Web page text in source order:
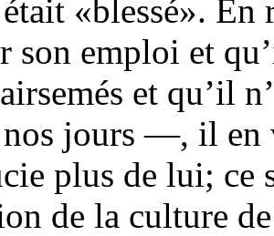
«blessé». En
son emploi et
et qu’il
nos jours —, il en
plus de lui; ce
de la culture